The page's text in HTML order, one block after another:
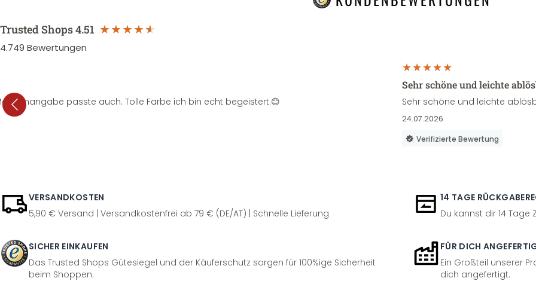
Trusted Shops4.51
4.749 Bewertungen
passte auch. Tolle Farbe ich bin echt begeistert.😊
Sehr schöne und leichte
Sehr schöne und leichte
24.07.2026
Verifizierte Bewertung
VERSANDKOSTEN
5,90 € Versand | Versandkostenfrei ab 79 € (DE/AT) | Schnelle Lieferung
14 TAGE
Du kannst dir 14
SICHER EINKAUFEN
Das Trusted Shops Gütesiegel und der Käuferschutz sorgen für 100%ige Sicherheit
beim Shoppen.
FÜR DICH
Ein Großteil unserer
dich angefertigt.